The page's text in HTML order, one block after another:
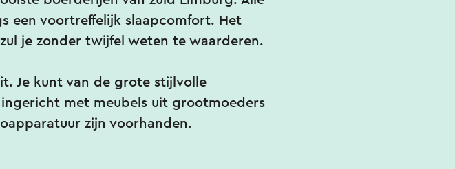
een voortreffelijk slaapcomfort. Het
je zonder twijfel weten te waarderen.
Je kunt van de grote stijlvolle
met meubels uit grootmoeders
zijn voorhanden.